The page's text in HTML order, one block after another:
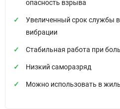
опасность взрыва
Увеличенный срок службы
вибрации
Стабильная работа при
Низкий саморазряд
Можно использовать в